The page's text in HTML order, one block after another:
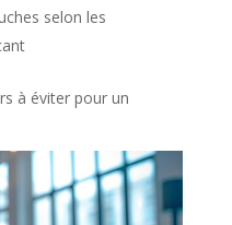
selon les